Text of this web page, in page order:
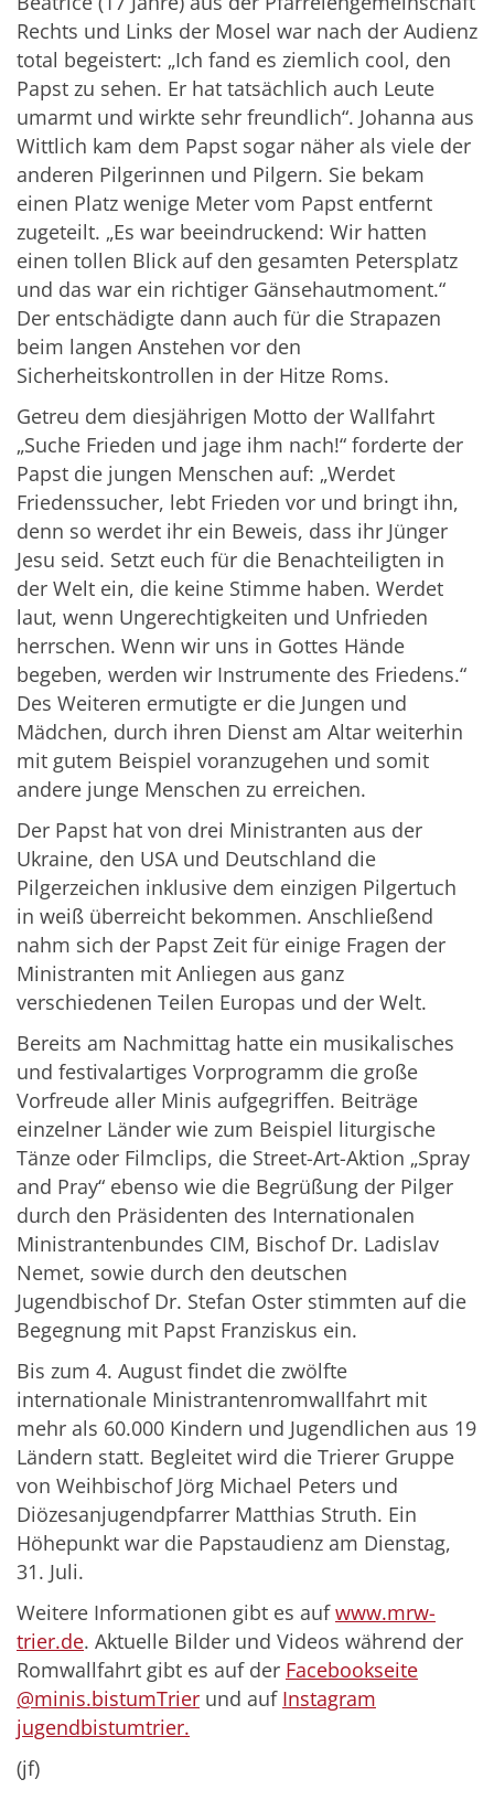
Rechts und Links der Mosel war nach der Audienz
total begeistert: „Ich fand es ziemlich cool, den
Papst zu sehen. Er hat tatsächlich auch Leute
umarmt und wirkte sehr freundlich“. Johanna aus
Wittlich kam dem Papst sogar näher als viele der
anderen Pilgerinnen und Pilgern. Sie bekam
einen Platz wenige Meter vom Papst entfernt
zugeteilt. „Es war beeindruckend: Wir hatten
einen tollen Blick auf den gesamten Petersplatz
und das war ein richtiger Gänsehautmoment.“
Der entschädigte dann auch für die Strapazen
beim langen Anstehen vor den
Sicherheitskontrollen in der Hitze Roms.
Getreu dem diesjährigen Motto der Wallfahrt
„Suche Frieden und jage ihm nach!“ forderte der
Papst die jungen Menschen auf: „Werdet
Friedenssucher, lebt Frieden vor und bringt ihn,
denn so werdet ihr ein Beweis, dass ihr Jünger
Jesu seid. Setzt euch für die Benachteiligten in
der Welt ein, die keine Stimme haben. Werdet
laut, wenn Ungerechtigkeiten und Unfrieden
herrschen. Wenn wir uns in Gottes Hände
begeben, werden wir Instrumente des Friedens.“
Des Weiteren ermutigte er die Jungen und
Mädchen, durch ihren Dienst am Altar weiterhin
mit gutem Beispiel voranzugehen und somit
andere junge Menschen zu erreichen.
Der Papst hat von drei Ministranten aus der
Ukraine, den USA und Deutschland die
Pilgerzeichen inklusive dem einzigen Pilgertuch
in weiß überreicht bekommen. Anschließend
nahm sich der Papst Zeit für einige Fragen der
Ministranten mit Anliegen aus ganz
verschiedenen Teilen Europas und der Welt.
Bereits am Nachmittag hatte ein musikalisches
und festivalartiges Vorprogramm die große
Vorfreude aller Minis aufgegriffen. Beiträge
einzelner Länder wie zum Beispiel liturgische
Tänze oder Filmclips, die Street-Art-Aktion „Spray
and Pray“ ebenso wie die Begrüßung der Pilger
durch den Präsidenten des Internationalen
Ministrantenbundes CIM, Bischof Dr. Ladislav
Nemet, sowie durch den deutschen
Jugendbischof Dr. Stefan Oster stimmten auf die
Begegnung mit Papst Franziskus ein.
Bis zum 4. August findet die zwölfte
internationale Ministrantenromwallfahrt mit
mehr als 60.000 Kindern und Jugendlichen aus 19
Ländern statt. Begleitet wird die Trierer Gruppe
von Weihbischof Jörg Michael Peters und
Diözesanjugendpfarrer Matthias Struth. Ein
Höhepunkt war die Papstaudienz am Dienstag,
31. Juli.
Weitere Informationen gibt es aufwww.mrw-
trier.de. Aktuelle Bilder und Videos während der
Romwallfahrt gibt es auf der Facebookseite
@minis.bistumTrier und auf Instagram
jugendbistumtrier.
(jf)